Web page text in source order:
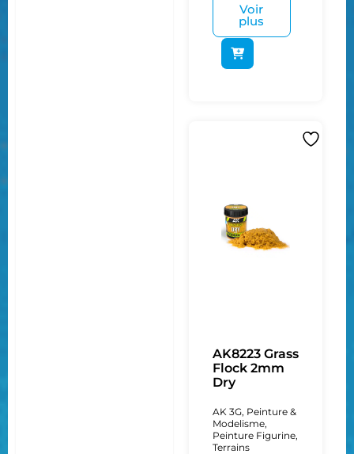
Voir
plus
AK8223 Grass
Flock 2mm
Dry
AK 3G, Peinture &
Modelisme,
Peinture Figurine,
Terrains